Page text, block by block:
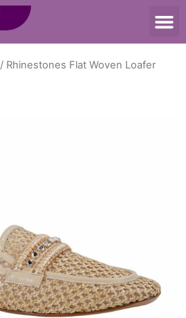
/ Rhinestones Flat Woven Loafer